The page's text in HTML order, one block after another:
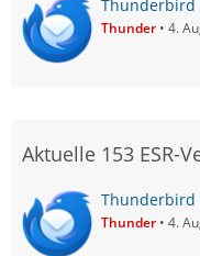
Thunderbird
Thunder 4.
Aktuelle 153 ESR-
Thunderbird
Thunder 4.